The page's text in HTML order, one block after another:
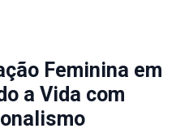
Feminina em
a Vida com